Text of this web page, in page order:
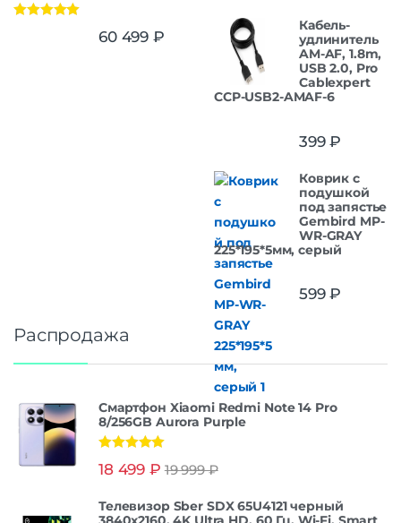
60 499 ₽
Кабель-
удлинитель
AM-AF, 1.8m,
USB 2.0, Pro
Cablexpert
CCP-USB2-AMAF-6
399₽
Коврик с
подушкой
под запястье
Gembird MP-
WR-GRAY
225*195*5мм, серый
599₽
Распродажа
Смартфон Xiaomi Redmi Note 14 Pro
8/256GB Aurora Purple
из 5
18 499 ₽ 19 999₽
Телевизор Sber SDX 65U4121 черный